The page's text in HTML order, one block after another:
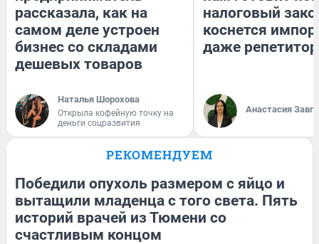
рассказала, как на
самом деле устроен
бизнес со складами
дешевых товаров
Наталья Шорохова
Открыла кофейную точку на
деньги соцразвития
налоговый
коснется
даже
Анастасия
РЕКОМЕНДУЕМ
Победили опухоль размером с яйцо и
вытащили младенца с того света. Пять
историй врачей из Тюмени со
счастливым концом